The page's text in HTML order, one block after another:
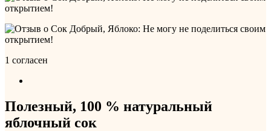
1 согласен
Полезный, 100 % натуральный
яблочный сок